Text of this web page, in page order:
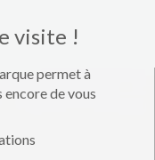
visite !
permet à
encore de vous